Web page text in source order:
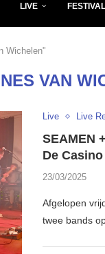
LIVE FESTIVAL
Wichelen"
VAN
Live Live
SEAMEN
De Casino
23/03/2025
Afgelopen
twee bands